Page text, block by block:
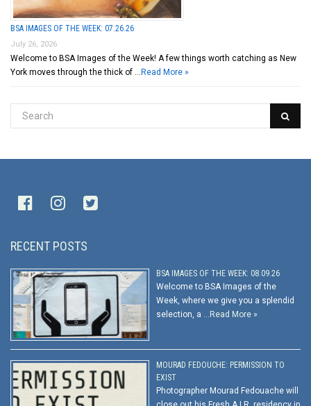
BSA IMAGES OF THE WEEK: 07.26.26
July 26, 2026
Welcome to BSA Images of the Week! A few things worth catching as New
York moves through the thick of … Read More »
RECENT POSTS
BSA IMAGES OF THE WEEK: 08.09.26
Welcome to BSA Images of the
Week, where we give you a splendid
selection, a …Read More »
MOURAD FEDOUCHE: PERMISSION TO
EXIST
Photographer Mourad Fedouache will